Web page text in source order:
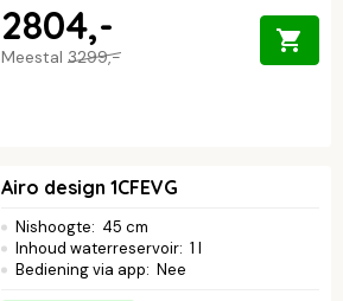
Meestal 3299,-
2804,-
Airo design 1CFEVG
Nishoogte: 45 cm
Inhoud waterreservoir: 1 l
Bediening via app: Nee